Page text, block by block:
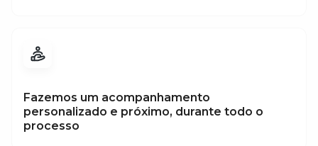
Fazemos um acompanhamento
personalizado e próximo, durante todo o
processo